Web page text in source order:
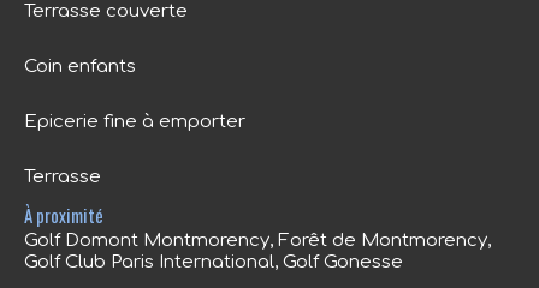
Terrasse couverte
Coin enfants
Epicerie fine à emporter
Terrasse
À proximité
Golf Domont Montmorency, Forêt de Montmorency,
Golf Club Paris International, Golf Gonesse